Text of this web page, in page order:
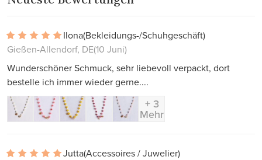
Ilona(Bekleidungs-/Schuhgeschäft)
Gießen-Allendorf, DE(10 Juni)
Wunderschöner Schmuck, sehr liebevoll verpackt, dort
bestelle ich immer wieder gerne....
+ 3
Mehr
Jutta(Accessoires / Juwelier)